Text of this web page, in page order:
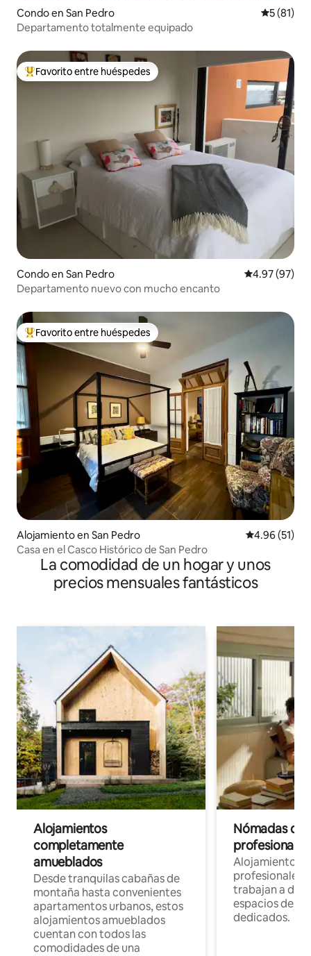
Condo en San Pedro
5 (81)
Departamento totalmente equipado
Favorito entre huéspedes preferido
Favorito entre huéspedes
Condo en San Pedro Calificación
4.97 (97)
Departamento nuevo con mucho encanto
Favorito entre huéspedes preferido
Favorito entre huéspedes
Alojamiento en San Pedro Calificación
4.96 (51)
Casa en el Casco Histórico de San Pedro
La comodidad de un hogar y unos
precios mensuales fantásticos
Alojamientos
completamente
amueblados
Desde tranquilas cabañas de
montaña hasta convenientes
apartamentos urbanos, estos
alojamientos amueblados
cuentan con todos las
comodidades de una
Nómadas
Alojamientos
profesionales
trabajan a
espacios de
dedicados.